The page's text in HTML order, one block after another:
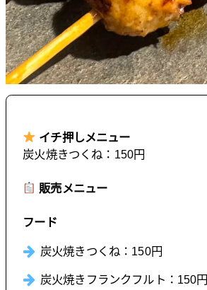
イチ押しメニュー
炭火焼きつくね：150円
販売メニュー
フード
炭火焼きつくね：150円
炭火焼きフランクフルト：150円